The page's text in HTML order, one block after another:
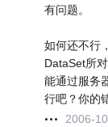
有问题。
如何还不行
DataSet所
能通过服务
行吧？你的
2006-